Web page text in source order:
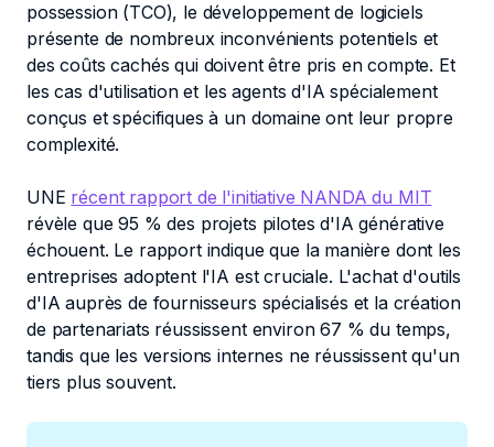
possession (TCO), le développement de logiciels
présente de nombreux inconvénients potentiels et
des coûts cachés qui doivent être pris en compte. Et
les cas d'utilisation et les agents d'IA spécialement
conçus et spécifiques à un domaine ont leur propre
complexité.
UNE récent rapport de l'initiative NANDA du MIT
révèle que 95 % des projets pilotes d'IA générative
échouent. Le rapport indique que la manière dont les
entreprises adoptent l'IA est cruciale. L'achat d'outils
d'IA auprès de fournisseurs spécialisés et la création
de partenariats réussissent environ 67 % du temps,
tandis que les versions internes ne réussissent qu'un
tiers plus souvent.